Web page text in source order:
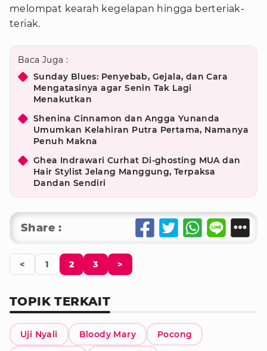
melompat kearah kegelapan hingga berteriak-
teriak.
Baca Juga :
Sunday Blues: Penyebab, Gejala, dan Cara
Mengatasinya agar Senin Tak Lagi
Menakutkan
Shenina Cinnamon dan Angga Yunanda
Umumkan Kelahiran Putra Pertama, Namanya
Penuh Makna
Ghea Indrawari Curhat Di-ghosting MUA dan
Hair Stylist Jelang Manggung, Terpaksa
Dandan Sendiri
Share :
< 1 2 3 >
TOPIK TERKAIT
Uji Nyali Bloody Mary Pocong